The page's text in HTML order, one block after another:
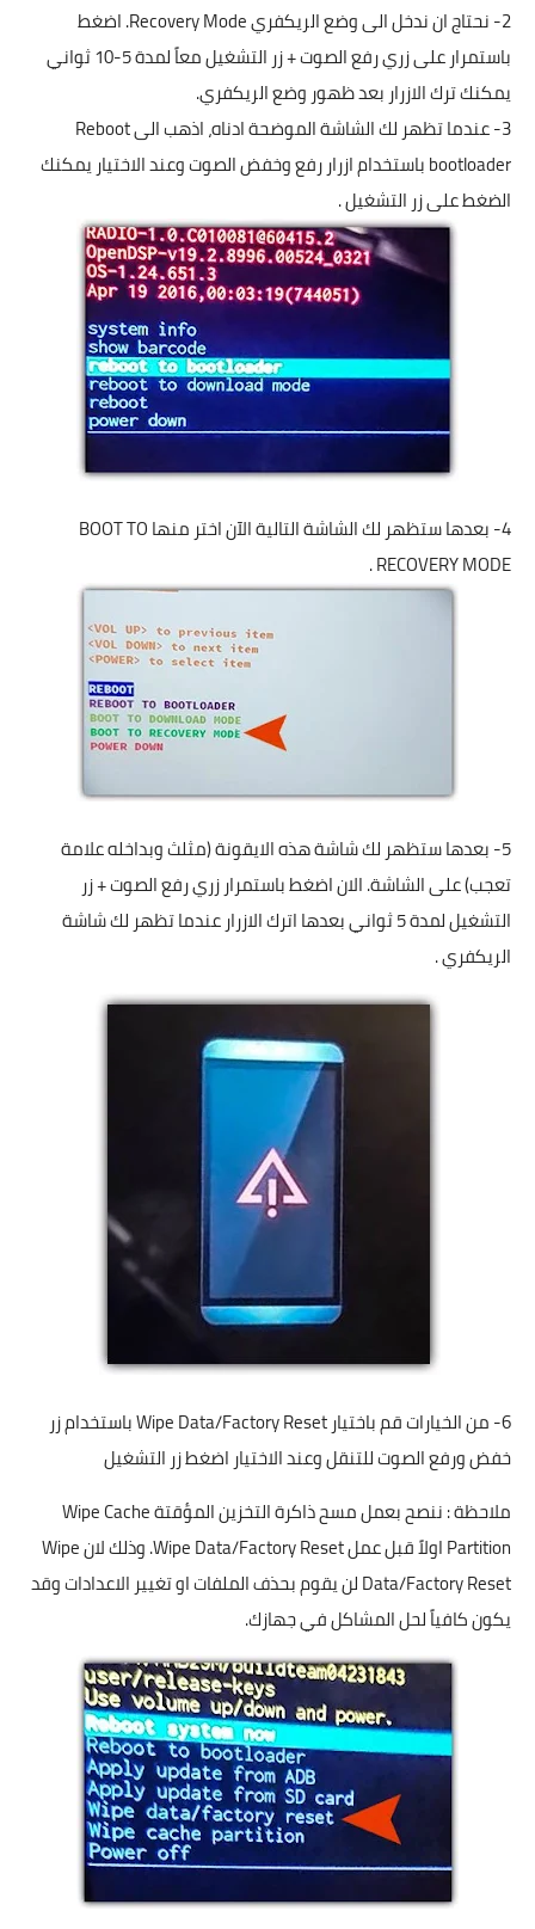
2- نحتاج ان ندخل الى وضع الريكفري Recovery Mode. اضغط
باستمرار على زري رفع الصوت + زر التشغيل معاً لمدة 5-10 ثواني
يمكنك ترك الازرار بعد ظهور وضع الريكفري.
3- عندما تظهر لك الشاشة الموضحة ادناه، اذهب الى Reboot
bootloader باستخدام ازرار رفع وخفض الصوت وعند الاختيار يمكنك
الضغط على زر التشغيل .
4- بعدها ستظهر لك الشاشة التالية الآن اختر منها BOOT TO
RECOVERY MODE .
5- بعدها ستظهر لك شاشة هذه الايقونة (مثلث وبداخله علامة
تعجب) على الشاشة. الان اضغط باستمرار زري رفع الصوت + زر
التشغيل لمدة 5 ثواني بعدها اترك الازرار عندما تظهر لك شاشة
الريكفري .
6- من الخيارات قم باختيار Wipe Data/Factory Reset باستخدام زر
خفض ورفع الصوت للتنقل وعند الاختيار اضغط زر التشغيل
ملاحظة : ننصح بعمل مسح ذاكرة التخزين المؤقتة Wipe Cache
Partition اولاً قبل عمل Wipe Data/Factory Reset. وذلك لان Wipe
Data/Factory Reset لن يقوم بحذف الملفات او تغيير الاعدادات وقد
يكون كافياً لحل المشاكل في جهازك.